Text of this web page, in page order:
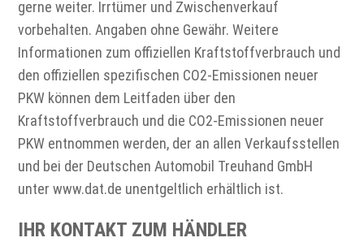
gerne weiter. Irrtümer und Zwischenverkauf
vorbehalten. Angaben ohne Gewähr. Weitere
Informationen zum offiziellen Kraftstoffverbrauch und
den offiziellen spezifischen CO2-Emissionen neuer
PKW können dem Leitfaden über den
Kraftstoffverbrauch und die CO2-Emissionen neuer
PKW entnommen werden, der an allen Verkaufsstellen
und bei der Deutschen Automobil Treuhand GmbH
unter www.dat.de unentgeltlich erhältlich ist.
IHR KONTAKT ZUM HÄNDLER